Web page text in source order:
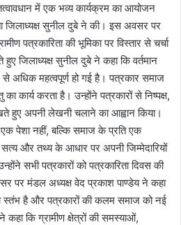
में एक भव्य कार्यक्रम का आयोजन
जिलाध्यक्ष सुनील दुबे ने की। इस अवसर पर
पत्रकारिता की भूमिका पर विस्तार से चर्चा
जिलाध्यक्ष सुनील दुबे ने कहा कि वर्तमान
अधिक महत्वपूर्ण हो गई है। पत्रकार समाज
करता है। उन्होंने पत्रकारों से निष्पक्ष,
हुए अपनी लेखनी चलाने का आह्वान किया।
पेशा नहीं, बल्कि समाज के प्रति एक
सत्य और तथ्य के आधार पर अपनी जिम्मेदारियों
सभी पत्रकारों को पत्रकारिता दिवस की
पर मंडल अध्यक्ष वेद प्रकाश पाण्डेय ने कहा
स्तंभ है और पत्रकारों की कलम समाज को नई
कहा कि ग्रामीण क्षेत्रों की समस्याओं,